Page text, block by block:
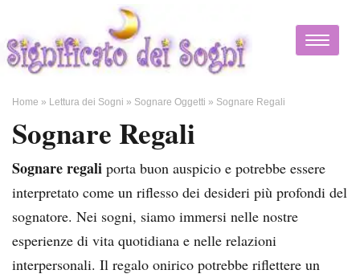
Home » Lettura dei Sogni » Sognare Oggetti » Sognare Regali
Sognare Regali
Sognare regali porta buon auspicio e potrebbe essere
interpretato come un riflesso dei desideri più profondi del
sognatore. Nei sogni, siamo immersi nelle nostre
esperienze di vita quotidiana e nelle relazioni
interpersonali. Il regalo onirico potrebbe riflettere un